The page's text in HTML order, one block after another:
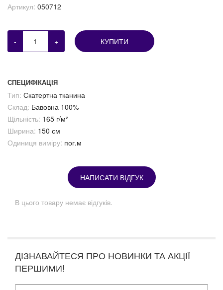
Артикул: 050712
- + КУПИТИ
СПЕЦИФІКАЦІЯ
Тип: Скатертна тканина
Склад: Бавовна 100%
Щільність: 165 г/м²
Ширина: 150 см
Одиниця виміру: пог.м
НАПИСАТИ ВІДГУК
В цього товару немає відгуків.
ДІЗНАВАЙТЕСЯ ПРО НОВИНКИ ТА АКЦІЇ
ПЕРШИМИ!